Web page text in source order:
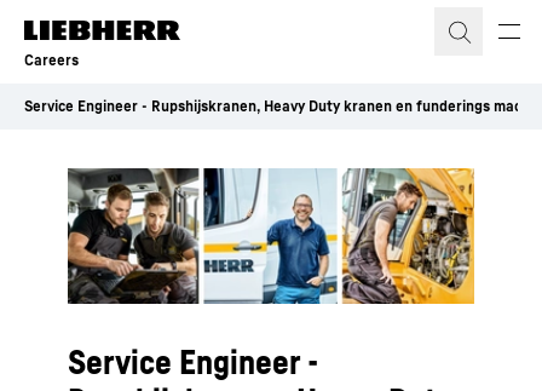
Skip to content
Careers
Service Engineer - Rupshijskranen, Heavy Duty kranen en funderings
Service Engineer -